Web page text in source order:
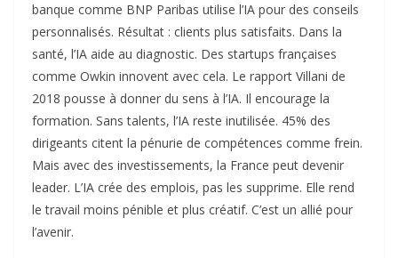
banque comme BNP Paribas utilise l’IA pour des conseils
personnalisés. Résultat : clients plus satisfaits. Dans la
santé, l’IA aide au diagnostic. Des startups françaises
comme Owkin innovent avec cela. Le rapport Villani de
2018 pousse à donner du sens à l’IA. Il encourage la
formation. Sans talents, l’IA reste inutilisée. 45% des
dirigeants citent la pénurie de compétences comme frein.
Mais avec des investissements, la France peut devenir
leader. L’IA crée des emplois, pas les supprime. Elle rend
le travail moins pénible et plus créatif. C’est un allié pour
l’avenir.